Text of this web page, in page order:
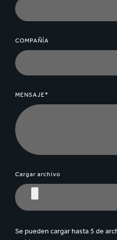
COMPAÑÍA
MENSAJE*
Cargar archivo
Se pueden cargar hasta 5 de